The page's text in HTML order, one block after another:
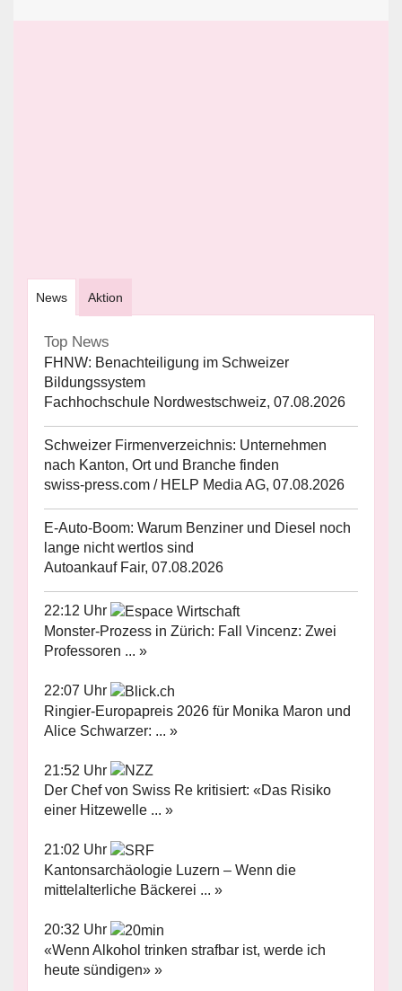
News Aktion
Top News
FHNW: Benachteiligung im Schweizer
Bildungssystem
Fachhochschule Nordwestschweiz, 07.08.2026
Schweizer Firmenverzeichnis: Unternehmen
nach Kanton, Ort und Branche finden
swiss-press.com / HELP Media AG, 07.08.2026
E-Auto-Boom: Warum Benziner und Diesel noch
lange nicht wertlos sind
Autoankauf Fair, 07.08.2026
22:12 Uhr
Monster-Prozess in Zürich: Fall Vincenz: Zwei
Professoren ... »
22:07 Uhr
Ringier-Europapreis 2026 für Monika Maron und
Alice Schwarzer: ... »
21:52 Uhr
Der Chef von Swiss Re kritisiert: «Das Risiko
einer Hitzewelle ... »
21:02 Uhr
Kantonsarchäologie Luzern – Wenn die
mittelalterliche Bäckerei ... »
20:32 Uhr
«Wenn Alkohol trinken strafbar ist, werde ich
heute sündigen» »